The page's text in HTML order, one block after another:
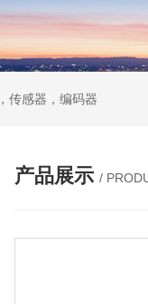
传感器，编码器
产品展示 /